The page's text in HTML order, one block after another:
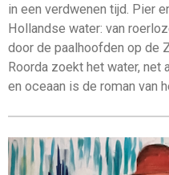
in een verdwenen tijd. Pier
Hollandse water: van
door de paalhoofden op de
Roorda zoekt het water, net
en oceaan is de roman van